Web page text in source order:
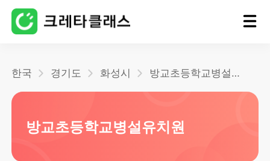
한국 경기도 화성시 방교초등학교병설유치원
방교초등학교병설유치원